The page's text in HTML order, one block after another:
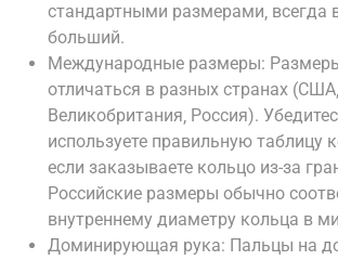
стандартными размерами‚ всегда
больший.
Международные размеры:
отличаться в разных странах
Великобритания‚ Россия).
используете правильную таблицу
если заказываете кольцо из-за
Российские размеры обычно
внутреннему диаметру кольца в
Доминирующая рука: Пальцы на